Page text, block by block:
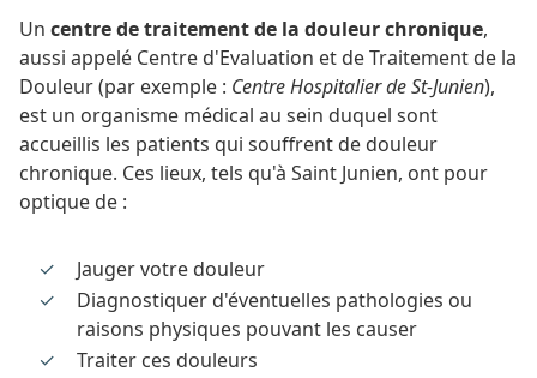
Un centre de traitement de la douleur chronique,
aussi appelé Centre d'Evaluation et de Traitement de la
Douleur (par exemple : Centre Hospitalier de St-Junien),
est un organisme médical au sein duquel sont
accueillis les patients qui souffrent de douleur
chronique. Ces lieux, tels qu'à Saint Junien, ont pour
optique de :
Jauger votre douleur
Diagnostiquer d'éventuelles pathologies ou
raisons physiques pouvant les causer
Traiter ces douleurs